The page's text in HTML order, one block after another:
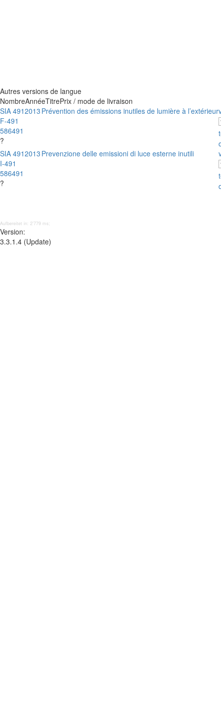
Autres versions de langue
NombreAnnéeTitrePrix / mode de livraison
SIA 491
F-491
586491
?
2013 Prévention des émissions inutiles de lumière à l’extérieur
SIA 491
I-491
586491
?
2013 Prevenzione delle emissioni di luce esterne inutili
Aufbereitet in: 2’779 ms;
Version:
3.3.1.4 (Update)